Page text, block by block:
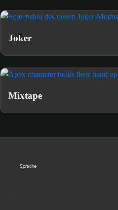
Joker
Mixtape
Sprache